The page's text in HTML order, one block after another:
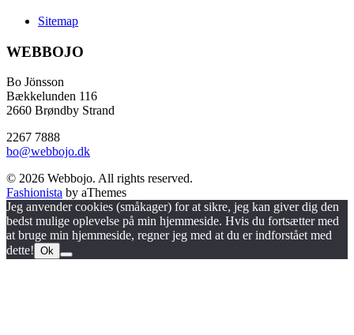
Sitemap
WEBBOJO
Bo Jönsson
Bækkelunden 116
2660 Brøndby Strand
2267 7888
bo@webbojo.dk
© 2026 Webbojo. All rights reserved.
Fashionista by aThemes
Jeg anvender cookies (småkager) for at sikre, jeg kan giver dig den
bedst mulige oplevelse på min hjemmeside. Hvis du fortsætter med
at bruge min hjemmeside, regner jeg med at du er indforstået med
dette! Ok